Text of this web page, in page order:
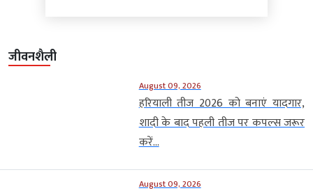
जीवनशैली
August 09, 2026
हरियाली तीज 2026 को बनाएं यादगार,
शादी के बाद पहली तीज पर कपल्स जरूर
करें...
August 09, 2026